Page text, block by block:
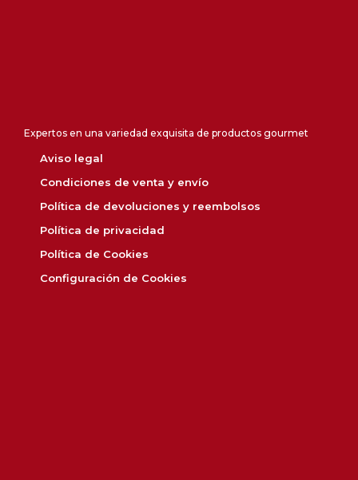
Expertos en una variedad exquisita de productos gourmet
Aviso legal
Condiciones de venta y envío
Política de devoluciones y reembolsos
Política de privacidad
Política de Cookies
Configuración de Cookies